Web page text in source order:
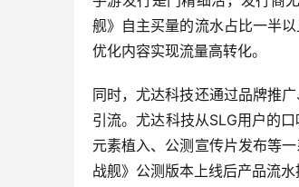
舰》自主买量的流水占比一半
优化内容实现流量高转化。
同时，尤达科技还通过品牌推
引流。尤达科技从SLG用户的
元素植入、公测宣传片发布等
战舰》公测版本上线后产品流水